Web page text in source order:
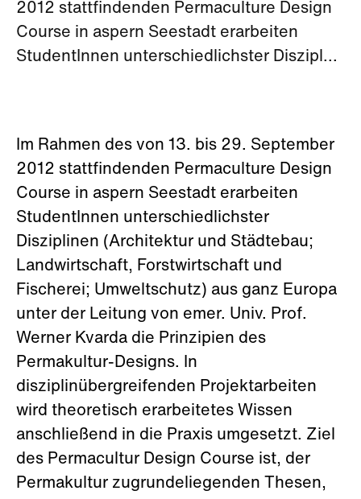
2012 stattfindenden Permaculture Design
Course in aspern Seestadt erarbeiten
StudentInnen unterschiedlichster Diszipl...
Im Rahmen des von 13. bis 29. September
2012 stattfindenden Permaculture Design
Course in aspern Seestadt erarbeiten
StudentInnen unterschiedlichster
Disziplinen (Architektur und Städtebau;
Landwirtschaft, Forstwirtschaft und
Fischerei; Umweltschutz) aus ganz Europa
unter der Leitung von emer. Univ. Prof.
Werner Kvarda die Prinzipien des
Permakultur-Designs. In
disziplinübergreifenden Projektarbeiten
wird theoretisch erarbeitetes Wissen
anschließend in die Praxis umgesetzt. Ziel
des Permacultur Design Course ist, der
Permakultur zugrundeliegenden Thesen,